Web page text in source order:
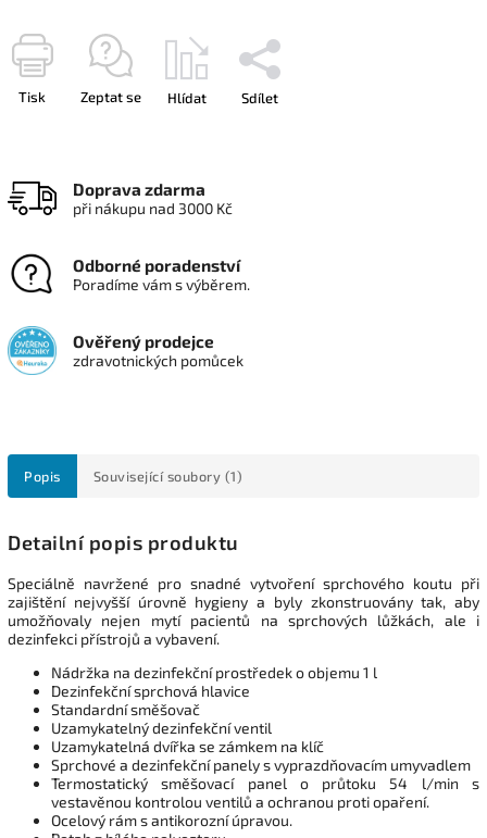
Tisk Zeptat se Hlídat Sdílet
Doprava zdarma
při nákupu nad 3000 Kč
Odborné poradenství
Poradíme vám s výběrem.
Ověřený prodejce
zdravotnických pomůcek
Popis Související soubory (1)
Detailní popis produktu
Speciálně navržené pro snadné vytvoření sprchového koutu při
zajištění nejvyšší úrovně hygieny a byly zkonstruovány tak, aby
umožňovaly nejen mytí pacientů na sprchových lůžkách, ale i
dezinfekci přístrojů a vybavení.
Nádržka na dezinfekční prostředek o objemu 1 l
Dezinfekční sprchová hlavice
Standardní směšovač
Uzamykatelný dezinfekční ventil
Uzamykatelná dvířka se zámkem na klíč
Sprchové a dezinfekční panely s vyprazdňovacím umyvadlem
Termostatický směšovací panel o průtoku 54 l/min s
vestavěnou kontrolou ventilů a ochranou proti opaření.
Ocelový rám s antikorozní úpravou.